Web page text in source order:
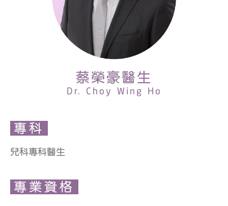
專科
兒科專科醫生
專業資格
蔡榮豪醫生
Dr. Choy Wing Ho